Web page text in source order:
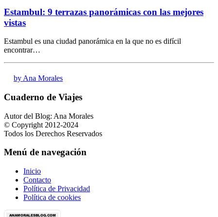
Estambul: 9 terrazas panorámicas con las mejores
vistas
Estambul es una ciudad panorámica en la que no es difícil
encontrar…
by Ana Morales
Cuaderno de Viajes
Autor del Blog: Ana Morales
© Copyright 2012-2024
Todos los Derechos Reservados
Menú de navegación
Inicio
Contacto
Política de Privacidad
Política de cookies